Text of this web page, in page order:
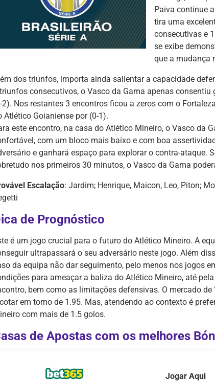
Paiva continue
tira uma
consecutivas e
se exibe
que a mudança
dos triunfos, importa ainda salientar a capacidade
consecutivos, o Vasco da Gama apenas
2). Nos restantes 3 encontros ficou a zeros com o
Atlético Goianiense por (0-1).
este encontro, na casa do Atlético Mineiro, o Vasco da
com um bloco mais baixo e com boa
e ganhará espaço para explorar o contra-ataque.
nos primeiros 30 minutos, o Vasco da Gama
Escalação: Jardim; Henrique, Maicon, Leo, Piton;
de Prognóstico
é um jogo crucial para o futuro do Atlético Mineiro. A
ultrapassará o seu adversário neste jogo. Além
da equipa não dar seguimento, pelo menos nos jogos
para ameaçar a baliza do Atlético Mineiro, até
bem como as limitações defensivas. O mercado
em torno de 1.95. Mas, atendendo ao contexto é
com mais de 1.5 golos.
de Apostas com os melhores
Jogar Aqui